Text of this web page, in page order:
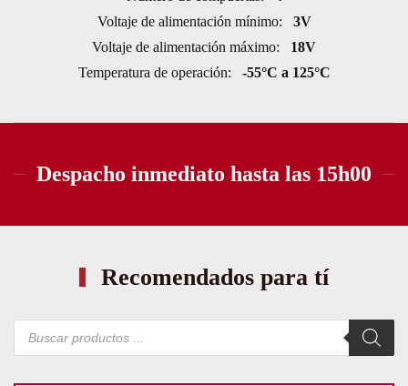
Voltaje de alimentación mínimo: 3V
Voltaje de alimentación máximo: 18V
Temperatura de operación: -55°C a 125°C
Despacho inmediato hasta las 15h00
Recomendados para tí
Búsqueda
productos